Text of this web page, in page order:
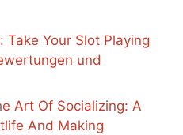
Take Your Slot Playing
und
Art Of Socializing: A
And Making